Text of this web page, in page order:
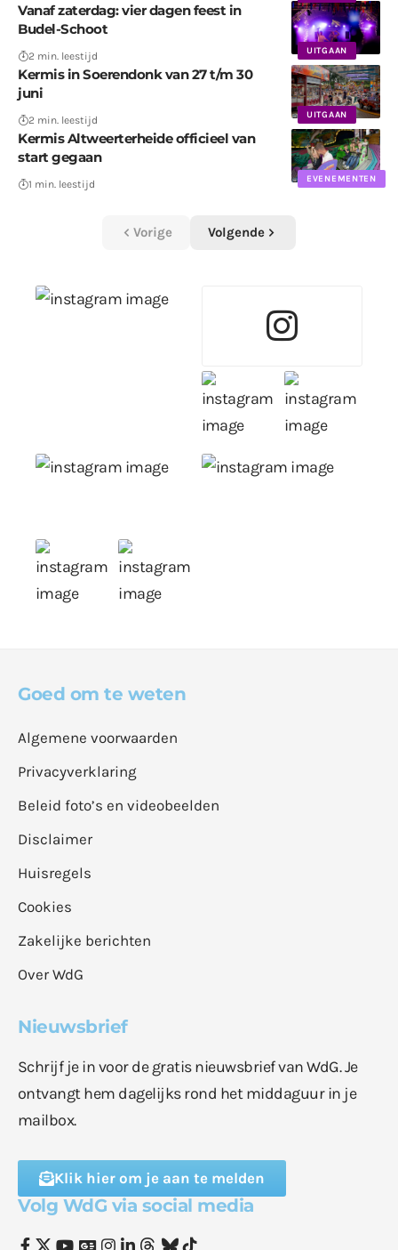
UITGAAN
Vanaf zaterdag: vier dagen feest in
Budel-Schoot
2 min. leestijd
UITGAAN
Kermis in Soerendonk van 27 t/m 30
juni
2 min. leestijd
EVENEMENTEN
Kermis Altweerterheide officieel van
start gegaan
1 min. leestijd
Vorige Volgende
Goed om te weten
Algemene voorwaarden
Privacyverklaring
Beleid foto’s en videobeelden
Disclaimer
Huisregels
Cookies
Zakelijke berichten
Over WdG
Nieuwsbrief
Schrijf je in voor de gratis nieuwsbrief van WdG. Je
ontvangt hem dagelijks rond het middaguur in je
mailbox.
Klik hier om je aan te melden
Volg WdG via social media